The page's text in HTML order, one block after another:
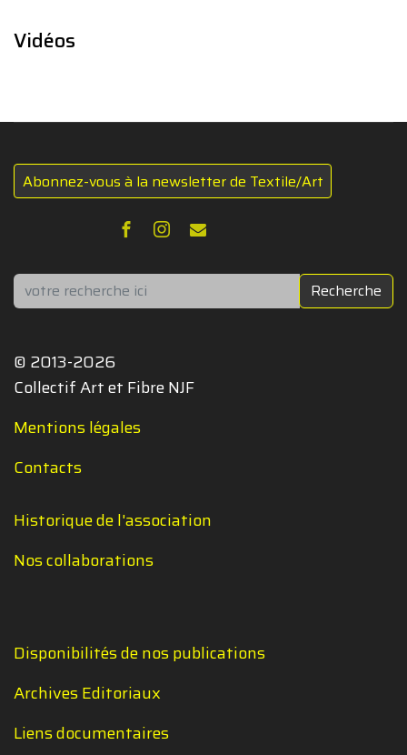
Vidéos
Abonnez-vous à la newsletter de Textile/Art
Rechercher Recherche
© 2013-2026
Collectif Art et Fibre NJF
Mentions légales
Contacts
Historique de l'association
Nos collaborations
Disponibilités de nos publications
Archives Editoriaux
Liens documentaires